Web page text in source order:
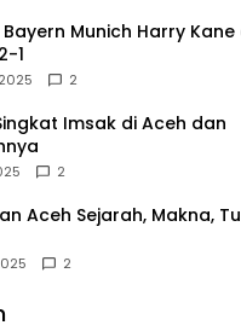
Munich Harry Kane
1
2
Imsak di Aceh dan
2
Aceh Sejarah, Makna,
2